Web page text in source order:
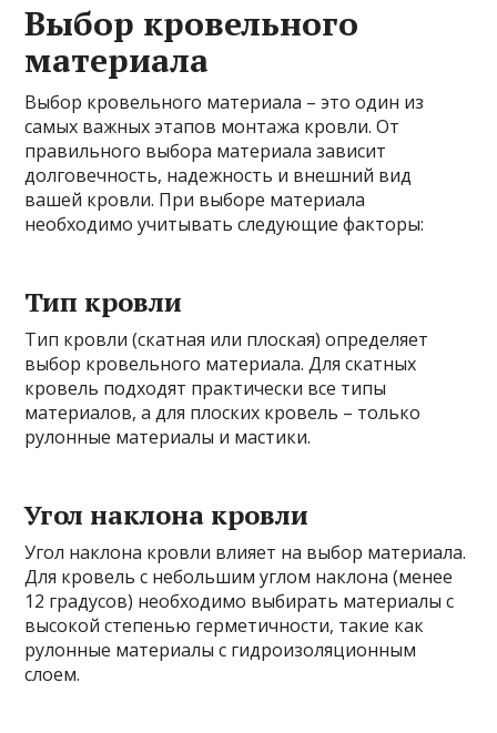
Выбор кровельного
материала
Выбор кровельного материала – это один из
самых важных этапов монтажа кровли. От
правильного выбора материала зависит
долговечность, надежность и внешний вид
вашей кровли. При выборе материала
необходимо учитывать следующие факторы:
Тип кровли
Тип кровли (скатная или плоская) определяет
выбор кровельного материала. Для скатных
кровель подходят практически все типы
материалов, а для плоских кровель – только
рулонные материалы и мастики.
Угол наклона кровли
Угол наклона кровли влияет на выбор материала.
Для кровель с небольшим углом наклона (менее
12 градусов) необходимо выбирать материалы с
высокой степенью герметичности, такие как
рулонные материалы с гидроизоляционным
слоем.